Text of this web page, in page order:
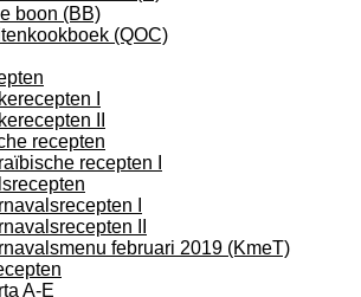
boon (BB)
(QOC)
I
II
recepten
recepten I
I
II
februari 2019 (KmeT)
A-E